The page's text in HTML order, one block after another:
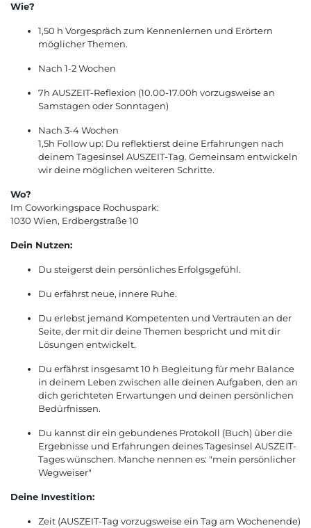
Wie?
1,50 h Vorgespräch zum Kennenlernen und Erörtern
möglicher Themen.
Nach 1-2 Wochen
7h AUSZEIT-Reflexion (10.00-17.00h vorzugsweise an
Samstagen oder Sonntagen)
Nach 3-4 Wochen
1,5h Follow up: Du reflektierst deine Erfahrungen nach
deinem Tagesinsel AUSZEIT-Tag. Gemeinsam entwickeln
wir deine möglichen weiteren Schritte.
Wo?
Im Coworkingspace Rochuspark:
1030 Wien, Erdbergstraße 10
Dein Nutzen:
Du steigerst dein persönliches Erfolgsgefühl.
Du erfährst neue, innere Ruhe.
Du erlebst jemand Kompetenten und Vertrauten an der
Seite, der mit dir deine Themen bespricht und mit dir
Lösungen entwickelt.
Du erfährst insgesamt 10 h Begleitung für mehr Balance
in deinem Leben zwischen alle deinen Aufgaben, den an
dich gerichteten Erwartungen und deinen persönlichen
Bedürfnissen.
Du kannst dir ein gebundenes Protokoll (Buch) über die
Ergebnisse und Erfahrungen deines Tagesinsel AUSZEIT-
Tages wünschen. Manche nennen es: "mein persönlicher
Wegweiser"
Deine Investition:
Zeit (AUSZEIT-Tag vorzugsweise ein Tag am Wochenende)